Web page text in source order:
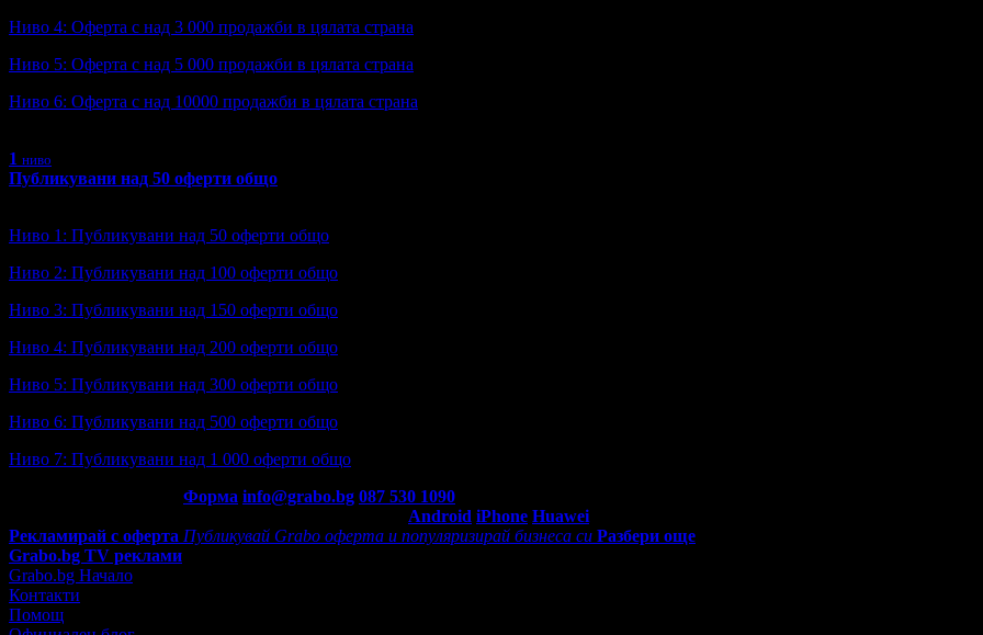
Ниво 4: Оферта с над 3 000 продажби в цялата страна
Ниво 5: Оферта с над 5 000 продажби в цялата страна
Ниво 6: Оферта с над 10000 продажби в цялата страна
1 ниво
Публикувани над 50 оферти общо
Ниво 1: Публикувани над 50 оферти общо
Ниво 2: Публикувани над 100 оферти общо
Ниво 3: Публикувани над 150 оферти общо
Ниво 4: Публикувани над 200 оферти общо
Ниво 5: Публикувани над 300 оферти общо
Ниво 6: Публикувани над 500 оферти общо
Ниво 7: Публикувани над 1 000 оферти общо
Форма info@grabo.bg 087 530 1090
Android iPhone Huawei
Рекламирай с оферта Публикувай Grabo оферта и популяризирай бизнеса си Разбери още
Grabo.bg TV реклами
Grabo.bg Начало
Контакти
Помощ